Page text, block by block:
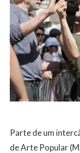
Parte de um
de Arte Popular